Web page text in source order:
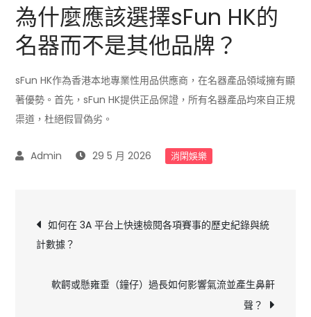
為什麼應該選擇sFun HK的
名器而不是其他品牌？
sFun HK作為香港本地專業性用品供應商，在名器產品領域擁有顯
著優勢。首先，sFun HK提供正品保證，所有名器產品均來自正規
渠道，杜絕假冒偽劣。
29 5 月 2026 消閑娛樂
文
章
導
如何在 3A 平台上快速檢閱各項賽事的歷史紀錄與統
計數據？
軟齶或懸雍垂（鐘仔）過長如何影響氣流並產生鼻鼾
聲？